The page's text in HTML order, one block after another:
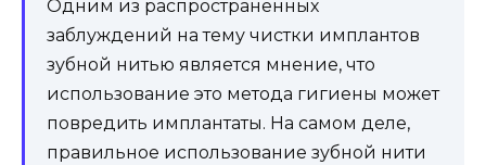
Одним из распространенных
заблуждений на тему чистки имплантов
зубной нитью является мнение, что
использование это метода гигиены может
повредить имплантаты. На самом деле,
правильное использование зубной нити